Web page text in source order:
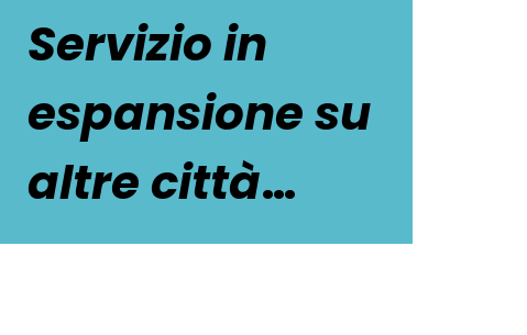
Servizio in
espansione su
altre città…